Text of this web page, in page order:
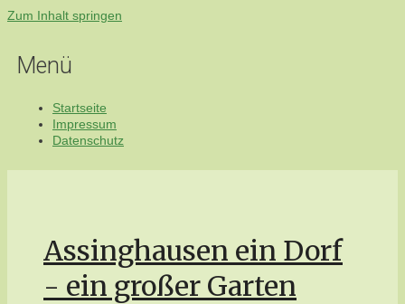
Zum Inhalt springen
Menü
Startseite
Impressum
Datenschutz
Assinghausen ein Dorf
- ein großer Garten